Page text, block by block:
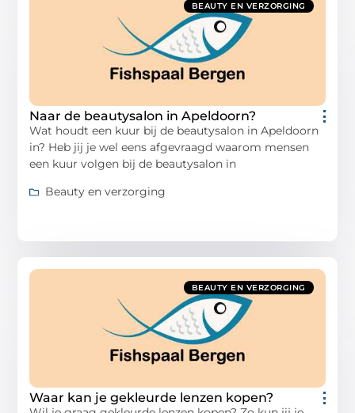
BEAUTY EN VERZORGING
Naar de beautysalon in Apeldoorn?
Wat houdt een kuur bij de beautysalon in Apeldoorn
in? Heb jij je wel eens afgevraagd waarom mensen
een kuur volgen bij de beautysalon in
Beauty en verzorging
BEAUTY EN VERZORGING
Waar kan je gekleurde lenzen kopen?